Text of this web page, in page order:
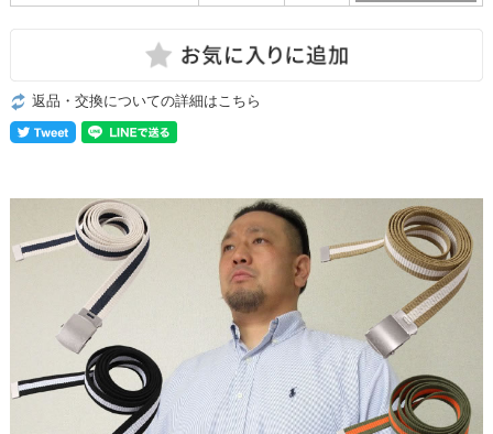
返品・交換についての詳細はこちら